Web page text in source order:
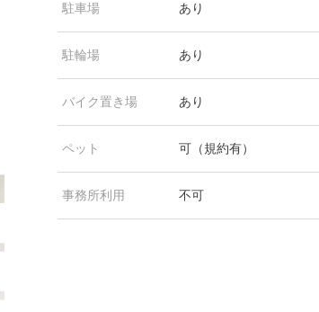
駐車場 あり
駐輪場 あり
バイク置き場 あり
ペット 可（規約有）
事務所利用 不可